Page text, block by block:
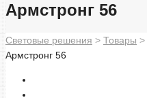
Армстронг 56
Световые решения > Товары >
Армстронг 56